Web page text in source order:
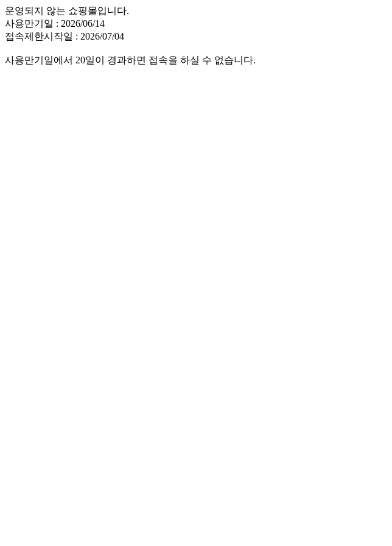
운영되지 않는 쇼핑몰입니다.
사용만기일 : 2026/06/14
접속제한시작일 : 2026/07/04
사용만기일에서 20일이 경과하면 접속을 하실 수 없습니다.